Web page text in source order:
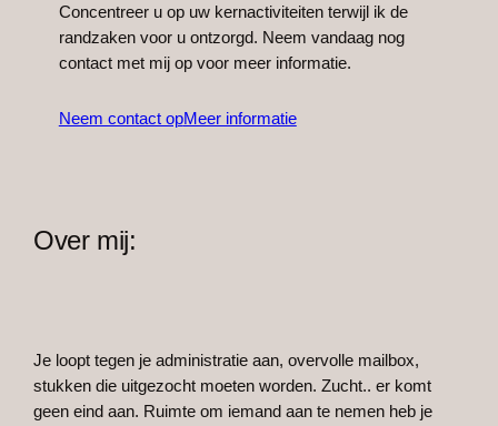
Concentreer u op uw kernactiviteiten terwijl ik de
randzaken voor u ontzorgd. Neem vandaag nog
contact met mij op voor meer informatie.
Neem contact opMeer informatie
Over mij:
Je loopt tegen je administratie aan, overvolle mailbox,
stukken die uitgezocht moeten worden. Zucht.. er komt
geen eind aan. Ruimte om iemand aan te nemen heb je